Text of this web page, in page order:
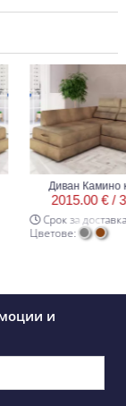
Диван Камино
2015.00 € /
Срок за доставка 40
Цветове:
и